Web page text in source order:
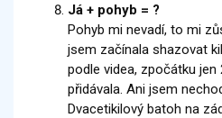
Já + pohyb = ?
Pohyb mi nevadí, to mi
jsem začínala shazovat
podle videa, zpočátku
přidávala. Ani jsem
Dvacetikilový batoh na